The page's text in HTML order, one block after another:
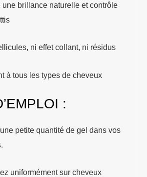
une brillance naturelle et contrôle
ni effet collant, ni résidus
à tous les types de cheveux
:
petite quantité de gel dans vos
uniformément sur cheveux